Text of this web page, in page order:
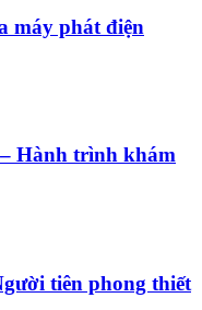
máy phát điện
Hành trình khám
tiên phong thiết